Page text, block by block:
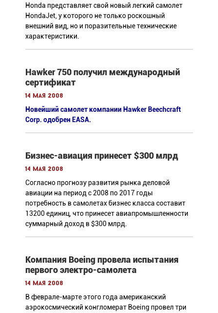
Honda представляет свой новый легкий самолет
HondaJet, у которого не только роскошный
внешний вид, но и поразительные технические
характеристики.
Hawker 750 получил международный
сертификат
14 мая 2008
Новейший самолет компании Hawker Beechcraft
Corp. одобрен EASA.
Бизнес-авиация принесет $300 млрд
14 мая 2008
Согласно прогнозу развития рынка деловой
авиации на период с 2008 по 2017 годы
потребность в самолетах бизнес класса составит
13200 единиц, что принесет авиапромышленности
суммарный доход в $300 млрд.
Компания Boeing провела испытания
первого электро-самолета
14 мая 2008
В феврале-марте этого года американский
аэрокосмический конгломерат Boeing провел три